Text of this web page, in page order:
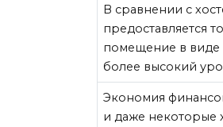
В сравнении с
предоставляется
помещение в виде
более высокий
Экономия
и даже некоторые